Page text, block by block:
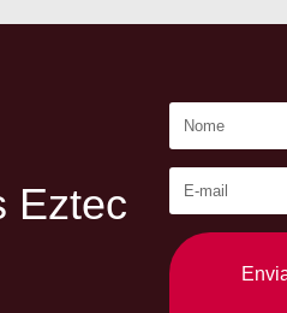
Eztec